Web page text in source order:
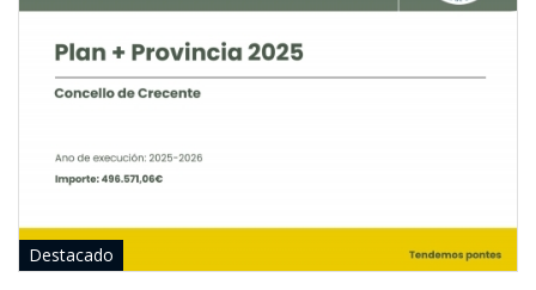
Destacado